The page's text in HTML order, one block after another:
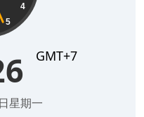
4
5
GMT+7
星期一